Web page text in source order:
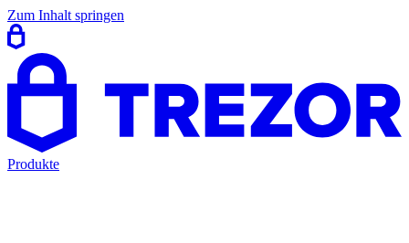
Zum Inhalt springen
Produkte